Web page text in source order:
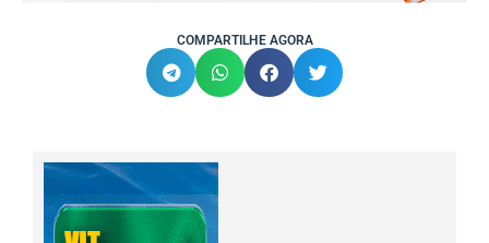
COMPARTILHE AGORA